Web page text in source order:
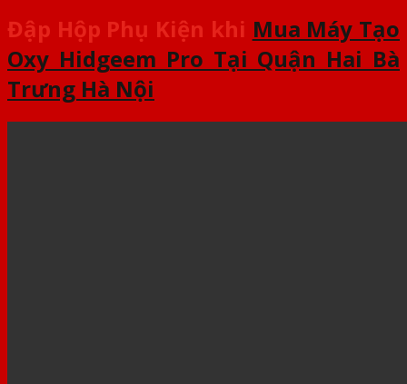
Đập Hộp Phụ Kiện khi Mua Máy Tạo
Oxy Hidgeem Pro Tại Quận Hai Bà
Trưng Hà Nội